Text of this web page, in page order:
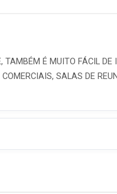
É MUITO FÁCIL DE
SALAS DE